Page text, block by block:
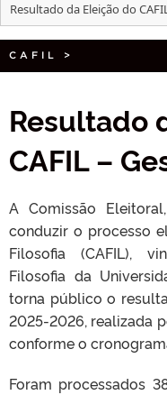
EDITAIS
INTERNACIONAL
OUVIDORIA
TELEFONES
Resultado da Eleição do
CAFIL >
Resultado
CAFIL –
A Comissão
conduzir o processo
Filosofia (CAFIL),
Filosofia da
torna público o
2025-2026, realizada
conforme o
Foram processados